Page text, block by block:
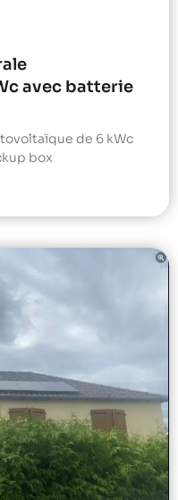
avec batterie
de 6 kWc
box